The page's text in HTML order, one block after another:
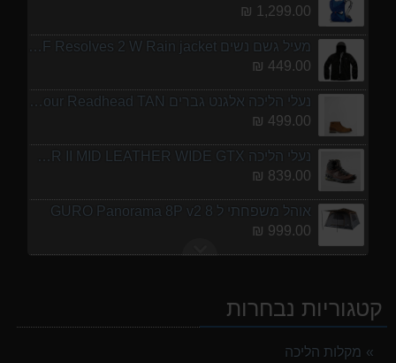
1,299.00 ₪
מעיל גשם נשים TNF Resolves 2 W Rain jacket
449.00 ₪
נעלי הליכה אלגנט גברים Barbour Readhead TAN
499.00 ₪
נעלי הליכה ULTRA RAPTOR II MID LEATHER WIDE GTX
839.00 ₪
אוהל משפחתי ל 8 GURO Panorama 8P v2
999.00 ₪
מנשא לתינוק לטיולים OSPERY POCO LT
קטגוריות נבחרות
מקלות הליכה